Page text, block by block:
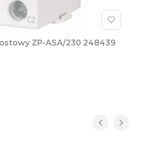
ZP-ASA/230 248439